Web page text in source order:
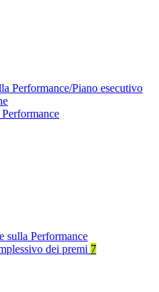
Performance/Piano esecutivo
sulla Performance
dei premi 7